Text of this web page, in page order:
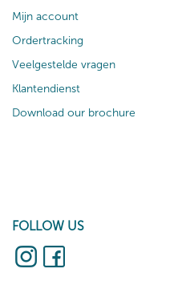
Mijn account
Ordertracking
Veelgestelde vragen
Klantendienst
Download our brochure
FOLLOW US